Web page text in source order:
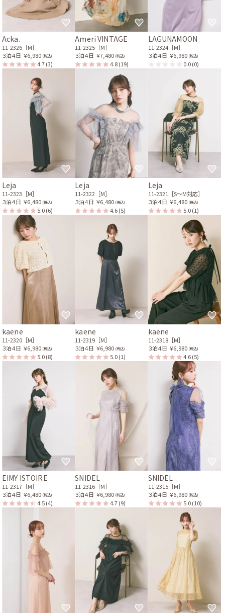
Acka.
11-2326［M］
３泊４日 ￥6,980 (税込)
4.7(3)
Ameri VINTAGE
11-2325［M］
３泊４日 ￥7,480 (税込)
4.8(19)
LAGUNAMOON
11-2324［M］
３泊４日 ￥6,980 (税込)
0.0(0)
Leja
11-2323［M］
３泊４日 ￥6,480 (税込)
5.0(6)
Leja
11-2322［M］
３泊４日 ￥6,480 (税込)
4.6(5)
Leja
11-2321［S〜M対応］
３泊４日 ￥6,480 (税込)
5.0(1)
kaene
11-2320［M］
３泊４日 ￥6,980 (税込)
5.0(8)
kaene
11-2319［M］
３泊４日 ￥6,980 (税込)
5.0(1)
kaene
11-2318［M］
３泊４日 ￥6,980 (税込)
4.6(5)
EIMY ISTOIRE
11-2317［M］
３泊４日 ￥6,480 (税込)
4.5(4)
SNIDEL
11-2316［M］
３泊４日 ￥6,980 (税込)
4.7(9)
SNIDEL
11-2315［M］
３泊４日 ￥6,980 (税込)
5.0(10)